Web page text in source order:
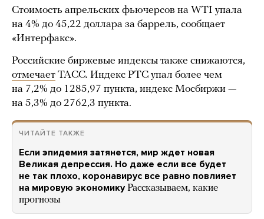
Стоимость апрельских фьючерсов на WTI упала
на 4% до 45,22 доллара за баррель, сообщает
«Интерфакс».
Российские биржевые индексы также снижаются,
отмечает ТАСС. Индекс РТС упал более чем
на 7,2% до 1285,97 пункта, индекс Мосбиржи —
на 5,3% до 2762,3 пункта.
ЧИТАЙТЕ ТАКЖЕ
Если эпидемия затянется, мир ждет новая
Великая депрессия. Но даже если все будет
не так плохо, коронавирус все равно повлияет
на мировую экономику Рассказываем, какие
прогнозы